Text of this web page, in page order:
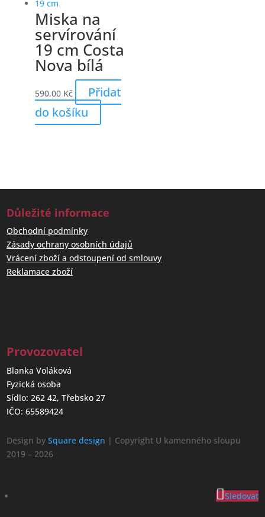
Miska na
servírování
19 cm Costa
Nova bílá
590,00 Kč
Přidat
do košíku
Důležité informace
Obchodní podmínky
Zásady ochrany osobních údajů
Vrácení zboží a odstoupení od smlouvy
Reklamace zboží
Provozovatel
Blanka Voláková
Fyzická osoba
Sídlo: 262 42, Třebsko 27
IČO: 65589424
Design bySquare design | Copyright U kamenného sloupu
2019 – 2026
Sledovat